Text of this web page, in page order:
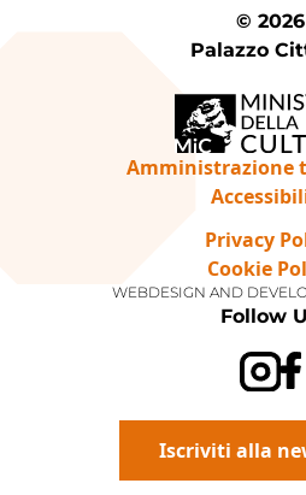
© 2026
Palazzo
Follow
Iscriviti alla
Amministrazione
Privacy
Cookie
WEBDESIGN AND